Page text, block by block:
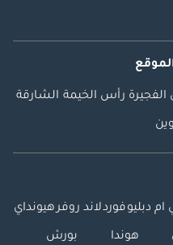
الفجيرة رأس الخيمة الشارقة
ام دبليوفوردلاند روفرهيونداي
هوندا بورش